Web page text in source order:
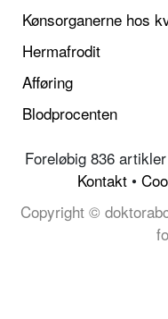
Kønsorganerne hos
Hermafrodit
Afføring
Blodprocenten
Foreløbig 836
Kontakt•
Copyright ©